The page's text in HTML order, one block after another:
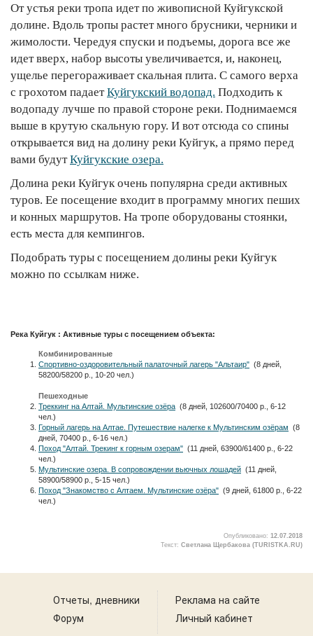
От устья реки тропа идет по живописной Куйгукской
долине. Вдоль тропы растет много брусники, черники и
жимолости. Чередуя спуски и подъемы, дорога все же
идет вверх, набор высоты увеличивается, и, наконец,
ущелье перегораживает скальная плита. С самого верха
с грохотом падаетКуйгукский водопад. Подходить к
водопаду лучше по правой стороне реки. Поднимаемся
выше в крутую скальную гору. И вот отсюда со спины
открывается вид на долину реки Куйгук, а прямо перед
вами будутКуйгукские озера.
Долина реки Куйгук очень популярна среди активных
туров. Ее посещение входит в программу многих пеших
и конных маршрутов. На тропе оборудованы стоянки,
есть места для кемпингов.
Подобрать туры с посещением долины реки Куйгук
можно по ссылкам ниже.
Река Куйгук : Активные туры с посещением объекта:
Комбинированные
Спортивно-оздоровительный палаточный лагерь "Альтаир" (8 дней,
58200/58200 р., 10-20 чел.)
Пешеходные
Треккинг на Алтай. Мультинские озёра (8 дней, 102600/70400 р., 6-12
чел.)
Горный лагерь на Алтае. Путешествие налегке к Мультинским озёрам (8
дней, 70400 р., 6-16 чел.)
Поход "Алтай. Трекинг к горным озерам" (11 дней, 63900/61400 р., 6-22
чел.)
Мультинские озера. В сопровождении вьючных лошадей (11 дней,
58900/58900 р., 5-15 чел.)
Поход "Знакомство с Алтаем. Мультинские озёра" (9 дней, 61800 р., 6-22
чел.)
Опубликовано: 12.07.2018
Текст: Светлана Щербакова (TURISTKA.RU)
Отчеты, дневники
Форум
Реклама на сайте
Личный кабинет